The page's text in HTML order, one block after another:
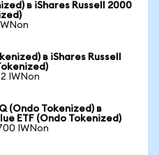
в iShares Russell 2000
в iShares Russell
IWNon
(Ondo Tokenized) в
ETF (Ondo Tokenized)
IWNon